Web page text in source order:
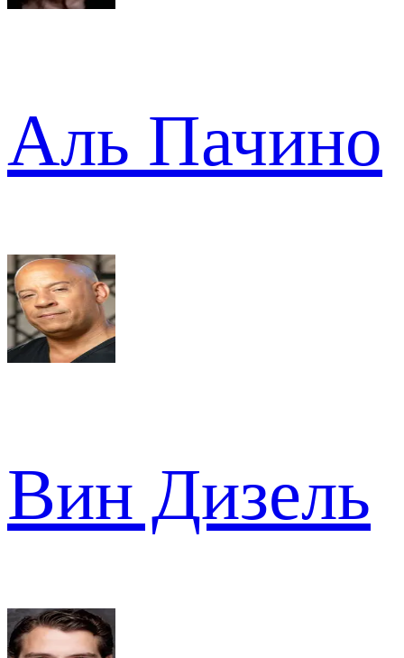
Аль Пачино
Вин Дизель